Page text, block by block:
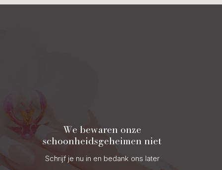
We bewaren onze
schoonheidsgeheimen niet
Schrijf je nu in en bedank ons later